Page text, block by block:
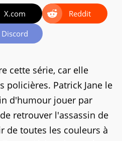
X.com
Reddit
Discord
cette série, car elle
policières. Patrick Jane le
d'humour jouer par
retrouver l'assassin de
de toutes les couleurs à